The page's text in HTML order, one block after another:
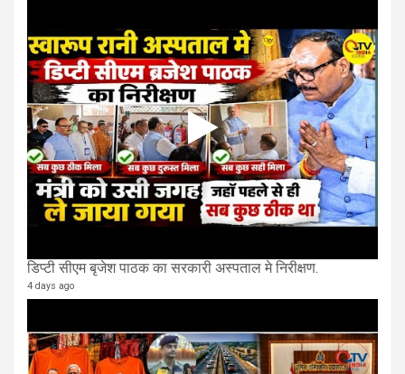
डिप्टी सीएम बृजेश पाठक का सरकारी अस्पताल मे निरीक्षण.
4 days ago